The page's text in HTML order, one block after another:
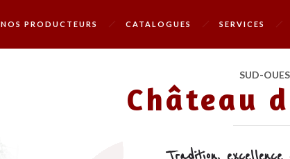
NOS PRODUCTEURS CATALOGUES SERVICES
SUD-
Château d